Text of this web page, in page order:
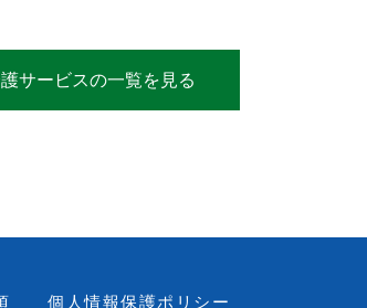
サービスの一覧を見る
個人情報保護ポリシー